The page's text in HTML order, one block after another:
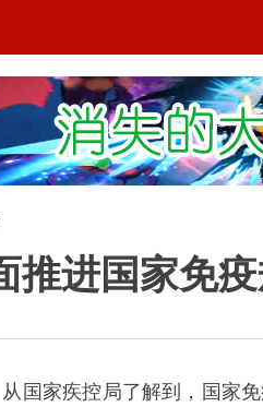
推进国家免
家疾控局了解到，国家免